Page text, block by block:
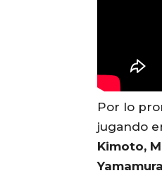
Por lo
jugando
Kimoto,